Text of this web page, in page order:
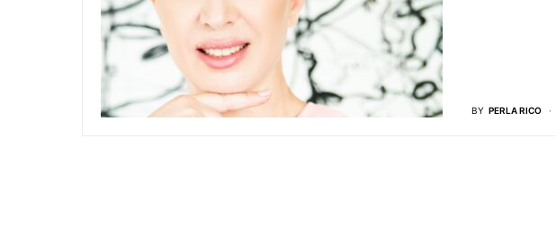
BY PERLA RICO